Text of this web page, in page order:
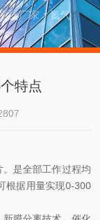
器厂家：氮气
特点
是全部工作过程均
根据用量实现0-300